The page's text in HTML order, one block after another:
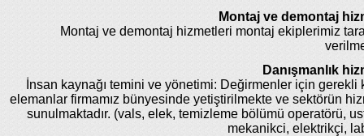
Montaj ve demontaj
Montaj ve demontaj hizmetleri montaj ekiplerimiz
Danışmanlık
İnsan kaynağı temini ve yönetimi: Değirmenler için gerekli
elemanlar firmamız bünyesinde yetiştirilmekte ve sektörün
sunulmaktadır. (vals, elek, temizleme bölümü operatörü,
mekanikci, elektrikçi,